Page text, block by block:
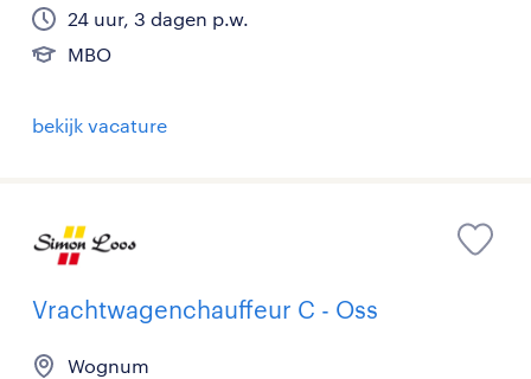
24 uur, 3 dagen p.w.
MBO
bekijk vacature
Vrachtwagenchauffeur C - Oss
Wognum